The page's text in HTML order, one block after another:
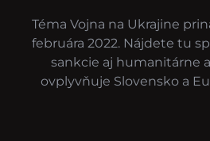
Téma Vojna na Ukrajine
februára 2022. Nájdete tu
sankcie aj humanitárne
ovplyvňuje Slovensko a